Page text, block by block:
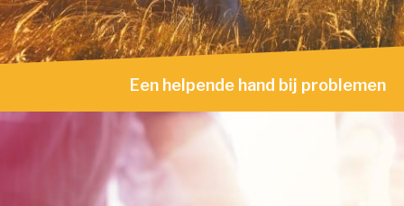
Een helpende hand bij problemen